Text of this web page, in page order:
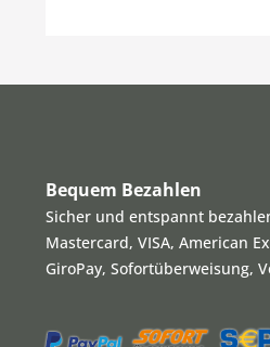
Bequem Bezahlen
Sicher und entspannt
Mastercard, VISA, American
GiroPay, Sofortüberweisung,